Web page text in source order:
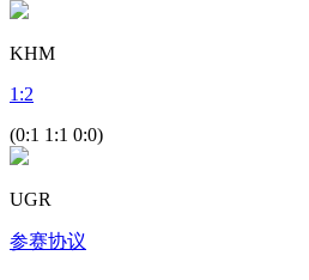
KHM
1 :2
(0:1 1:1 0:0)
UGR
参赛协议